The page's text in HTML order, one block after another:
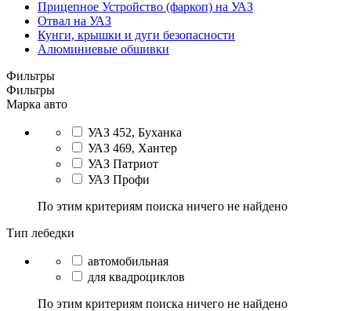
Прицепное Устройство (фаркоп) на УАЗ
Отвал на УАЗ
Кунги, крышки и дуги безопасности
Алюминиевые обшивки
Фильтры
Фильтры
Марка авто
УАЗ 452, Буханка
УАЗ 469, Хантер
УАЗ Патриот
УАЗ Профи
По этим критериям поиска ничего не найдено
Тип лебедки
автомобильная
для квадроциклов
По этим критериям поиска ничего не найдено